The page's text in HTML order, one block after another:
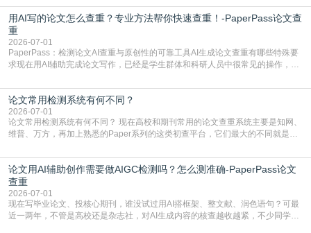
实际情况和大家想的不太一样。AI训练依赖海量公开学术文献、网络内容，生成
内容本质是按照语义概率拼接已有内容，很容易和已发布的作品撞重复，甚至会
直接引用整段已有内容，所以查重率偏高是
用AI写的论文怎么查重？专业方法帮你快速查重！-PaperPass论文查
重
2026-07-01
PaperPass：检测论文AI查重与原创性的可靠工具AI生成论文查重有哪些特殊要
求现在用AI辅助完成论文写作，已经是学生群体和科研人员中很常见的操作，不
但很多人忽略了，AI生成的内容天生带有重复风险——训练AI的数据集本身就包
含大量已公开的学术内容、网络原创内容，AI输出内容时很容易无意识拼接出重
复片
论文常用检测系统有何不同？
2026-07-01
论文常用检测系统有何不同？ 现在高校和期刊常用的论文查重系统主要是知网、
维普、万方，再加上熟悉的Paper系列的这类初查平台，它们最大的不同就是数
查数值误导。知网（CNKI）是学校定稿检测的绝对主流。本科用PMLC，含大学
生联合比对库，能比历届学长论文，硕博用VIP/TMLC，含学术论文联合比对
库，期刊投稿用AMLMC/SML
论文用AI辅助创作需要做AIGC检测吗？怎么测准确-PaperPass论文
查重
2026-07-01
现在写毕业论文、投核心期刊，谁没试过用AI搭框架、整文献、润色语句？可最
近一两年，不管是高校还是杂志社，对AI生成内容的核查越收越紧，不少同学投